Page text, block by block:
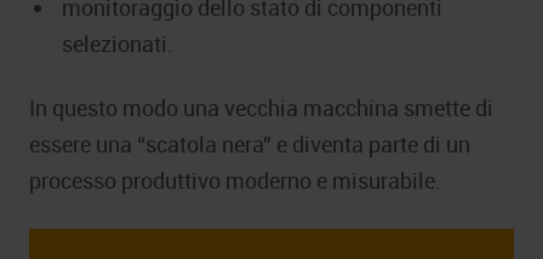
monitoraggio dello stato di componenti
selezionati.
In questo modo una vecchia macchina smette di
essere una “scatola nera” e diventa parte di un
processo produttivo moderno e misurabile.